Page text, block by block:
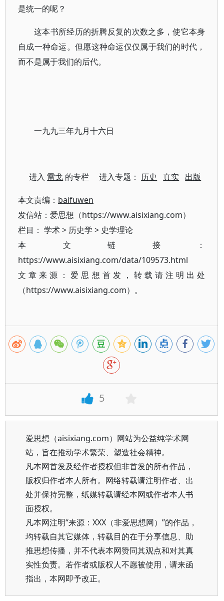
是统一的呢？
这本书所经历的折腾反复的次数之多，使它本身
自成一种命运。但愿这种命运仅仅属于我们的时代，
而不是属于我们的后代。
一九九三年九月十六日
进入雷戈 的专栏 进入专题： 历史 真实 出版
本文责编： baifuwen
发信站：爱思想（https://www.aisixiang.com）
栏目： 学术> 历史学 > 史学理论
本文链接：
https://www.aisixiang.com/data/109573.html
文章来源：爱思想首发，转载请注明出处
（https://www.aisixiang.com）。
5
爱思想（aisixiang.com）网站为公益纯学术网
站，旨在推动学术繁荣、塑造社会精神。
凡本网首发及经作者授权但非首发的所有作品，
版权归作者本人所有。网络转载请注明作者、出
处并保持完整，纸媒转载请经本网或作者本人书
面授权。
凡本网注明“来源：XXX（非爱思想网）”的作品，
均转载自其它媒体，转载目的在于分享信息、助
推思想传播，并不代表本网赞同其观点和对其真
实性负责。若作者或版权人不愿被使用，请来函
指出，本网即予改正。